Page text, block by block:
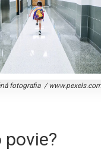
fotografia /www.pexels.com
povie?